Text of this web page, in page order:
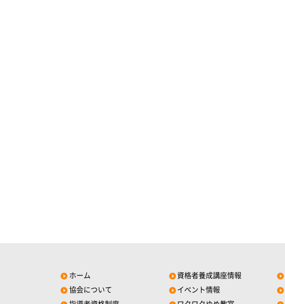
ホーム
協会について
資格者養成講座情報
イベント情報